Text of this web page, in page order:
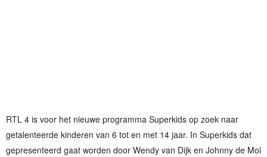
RTL 4 is voor het nieuwe programma Superkids op zoek naar
getalenteerde kinderen van 6 tot en met 14 jaar. In Superkids dat
gepresenteerd gaat worden door Wendy van Dijk en Johnny de Mol